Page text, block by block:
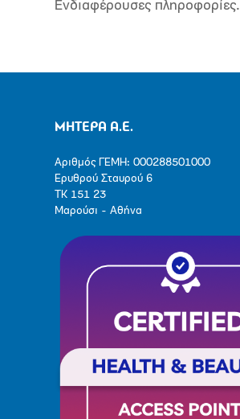
Ενδιαφέρουσες πληροφορίες.
ΜΗΤΕΡΑ Α.Ε.
Αριθμός ΓΕΜΗ: 000288501000
Ερυθρού Σταυρού 6
ΤΚ 151 23
Μαρούσι - Αθήνα